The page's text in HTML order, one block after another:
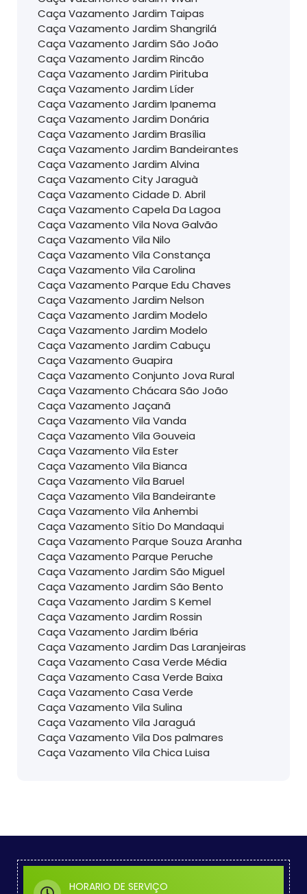
Caça Vazamento Jardim Taipas
Caça Vazamento Jardim Shangrilá
Caça Vazamento Jardim São João
Caça Vazamento Jardim Rincão
Caça Vazamento Jardim Pirituba
Caça Vazamento Jardim Líder
Caça Vazamento Jardim Ipanema
Caça Vazamento Jardim Donária
Caça Vazamento Jardim Brasília
Caça Vazamento Jardim Bandeirantes
Caça Vazamento Jardim Alvina
Caça Vazamento City Jaraguà
Caça Vazamento Cidade D. Abril
Caça Vazamento Capela Da Lagoa
Caça Vazamento Vila Nova Galvão
Caça Vazamento Vila Nilo
Caça Vazamento Vila Constança
Caça Vazamento Vila Carolina
Caça Vazamento Parque Edu Chaves
Caça Vazamento Jardim Nelson
Caça Vazamento Jardim Modelo
Caça Vazamento Jardim Modelo
Caça Vazamento Jardim Cabuçu
Caça Vazamento Guapira
Caça Vazamento Conjunto Jova Rural
Caça Vazamento Chácara São João
Caça Vazamento Jaçanã
Caça Vazamento Vila Vanda
Caça Vazamento Vila Gouveia
Caça Vazamento Vila Ester
Caça Vazamento Vila Bianca
Caça Vazamento Vila Baruel
Caça Vazamento Vila Bandeirante
Caça Vazamento Vila Anhembi
Caça Vazamento Sítio Do Mandaqui
Caça Vazamento Parque Souza Aranha
Caça Vazamento Parque Peruche
Caça Vazamento Jardim São Miguel
Caça Vazamento Jardim São Bento
Caça Vazamento Jardim S Kemel
Caça Vazamento Jardim Rossin
Caça Vazamento Jardim Ibéria
Caça Vazamento Jardim Das Laranjeiras
Caça Vazamento Casa Verde Média
Caça Vazamento Casa Verde Baixa
Caça Vazamento Casa Verde
Caça Vazamento Vila Sulina
Caça Vazamento Vila Jaraguá
Caça Vazamento Vila Dos palmares
Caça Vazamento Vila Chica Luisa
HORARIO DE SERVIÇO